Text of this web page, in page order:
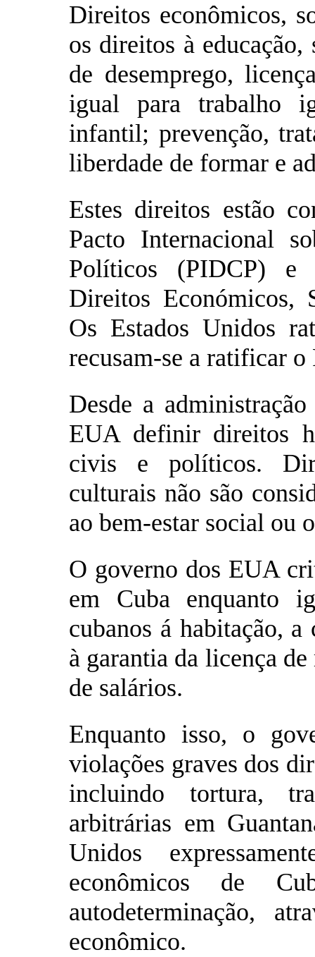
Direitos econômicos,
os direitos à educação,
de desemprego,
igual para trabalho
infantil; prevenção,
liberdade de formar e
Estes direitos estão
Pacto Internacional
Políticos (PIDCP) e
Direitos Económicos,
Os Estados Unidos
recusam-se a ratificar
Desde a
EUA definir direitos
civis e políticos.
culturais não são
ao bem-estar social ou
O governo dos EUA
em Cuba enquanto
cubanos á habitação, a
à garantia da licença
de salários.
Enquanto isso, o
violações graves dos
incluindo tortura,
arbitrárias em
Unidos
econômicos de
autodeterminação,
econômico.